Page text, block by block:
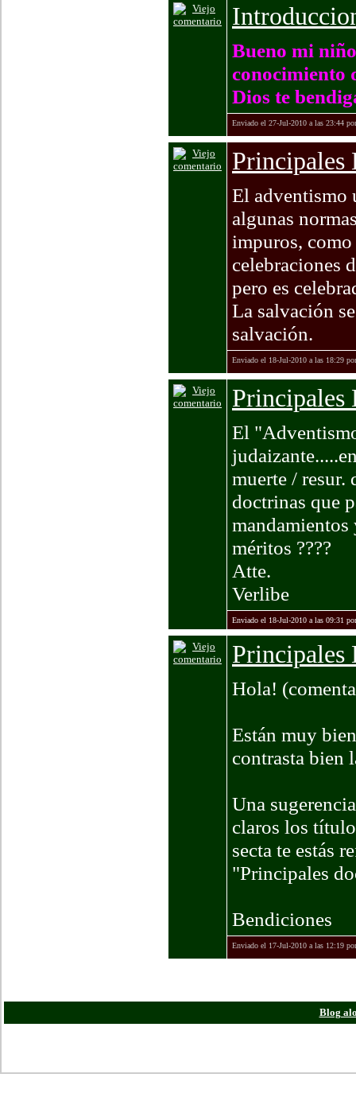
Bueno mi
conocimiento
Dios te
Enviado el 27-Jul-2010 a las 23:44
Principales
El adventismo
algunas
impuros,
celebraciones
pero es
La salvación
salvación.
Enviado el 18-Jul-2010 a las 18:29
Principales
El
muerte / resur.
doctrinas que
mandamientos
méritos ????
Atte.
Verlibe
Enviado el 18-Jul-2010 a las 09:31
Principales
Hola!
Están muy
contrasta bien
Una
claros los
secta te estás
"Principales
Bendiciones
Enviado el 17-Jul-2010 a las 12:19
Blog